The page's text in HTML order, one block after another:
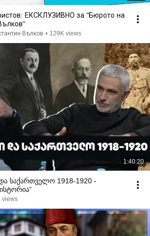
ЕКСКЛУЗИВНО за "Бюрото на
Вълков • 129K views
1:40:20
და საქართველო 1918-1920 -
views